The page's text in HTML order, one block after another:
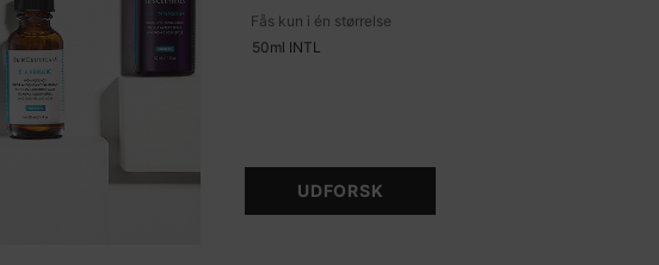
Fås kun i én størrelse
50ml INTL
UDFORSK